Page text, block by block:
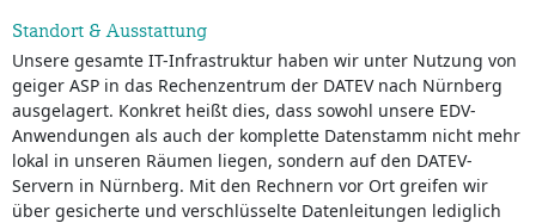
Standort & Ausstattung
Unsere gesamte IT-Infrastruktur haben wir unter Nutzung von
geiger ASP in das Rechenzentrum der DATEV nach Nürnberg
ausgelagert. Konkret heißt dies, dass sowohl unsere EDV-
Anwendungen als auch der komplette Datenstamm nicht mehr
lokal in unseren Räumen liegen, sondern auf den DATEV-
Servern in Nürnberg. Mit den Rechnern vor Ort greifen wir
über gesicherte und verschlüsselte Datenleitungen lediglich